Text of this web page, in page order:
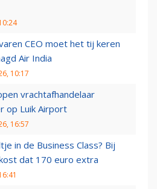
CEO moet het tij keren
Air India
10:17
vrachtafhandelaar
op Luik Airport
16:57
in de Business Class? Bij
dat 170 euro extra